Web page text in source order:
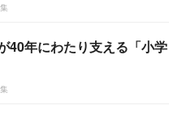
40年にわたり支える「小学